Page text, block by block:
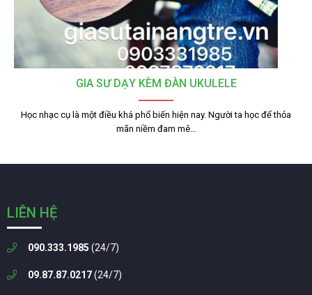
GIA SƯ DẠY KÈM ĐÀN UKULELE
Học nhạc cụ là một điều khá phổ biến hiện nay. Người ta học để thỏa
mãn niềm đam mê…
LIÊN HỆ
090.333.1985 (24/7)
09.87.87.0217(24/7)